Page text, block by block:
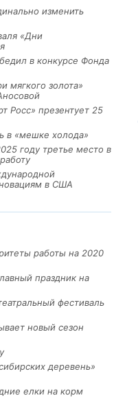
изменить
«Дни
в конкурсе Фонда
мягкого золота»
Росс» презентует 25
в «мешке холода»
году третье место в
в США
работы на 2020
праздник на
фестиваль
новый сезон
деревень»
елки на корм
области